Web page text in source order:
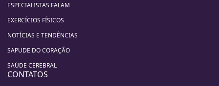
ESPECIALISTAS FALAM
EXERCÍCIOS FÍSICOS
NOTÍCIAS E TENDÊNCIAS
SAPUDE DO CORAÇÃO
SAÚDE CEREBRAL
CONTATOS